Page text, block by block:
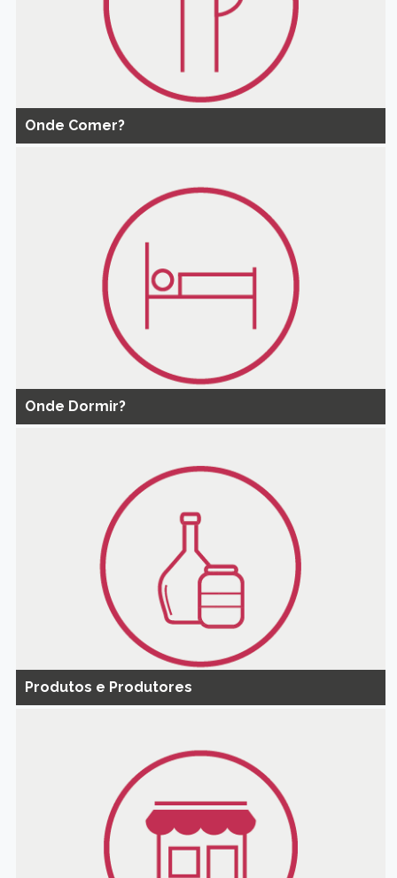
Onde Comer?
Onde Dormir?
Produtos e Produtores